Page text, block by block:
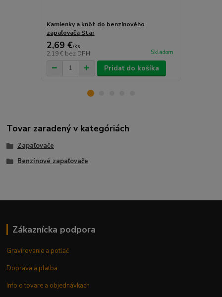
Kamienky a knôt do benzínového
zapaľovača Star
2,69 €/ks
2,19 € bez DPH Skladom
Pridať do košíka
Tovar zaradený v kategóriách
Zapaľovače
Benzínové zapaľovače
Zákaznícka podpora
Gravírovanie a potlač
Doprava a platba
Info o tovare a objednávkach